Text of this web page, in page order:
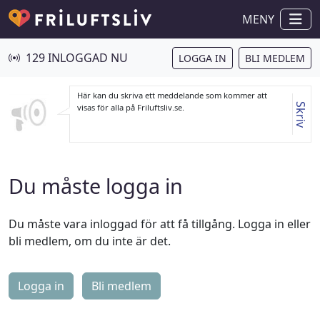
MENY
129 INLOGGAD NU LOGGA IN BLI MEDLEM
Här kan du skriva ett meddelande som kommer att
visas för alla på Friluftsliv.se.
Skriv
Du måste logga in
Du måste vara inloggad för att få tillgång. Logga in eller
bli medlem, om du inte är det.
Logga in